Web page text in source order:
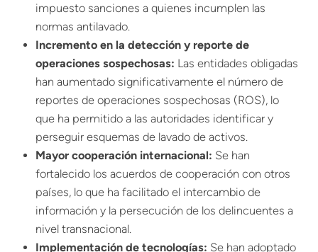
impuesto sanciones a quienes incumplen las
normas antilavado.
Incremento en la detección y reporte de
operaciones sospechosas: Las entidades obligadas
han aumentado significativamente el número de
reportes de operaciones sospechosas (ROS), lo
que ha permitido a las autoridades identificar y
perseguir esquemas de lavado de activos.
Mayor cooperación internacional: Se han
fortalecido los acuerdos de cooperación con otros
países, lo que ha facilitado el intercambio de
información y la persecución de los delincuentes a
nivel transnacional.
Implementación de tecnologías: Se han adoptado